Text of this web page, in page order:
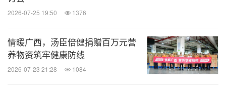
2026-07-25 19:50 1376
情暖广西，汤臣倍健捐赠百万元营
养物资筑牢健康防线
2026-07-23 21:28 1084